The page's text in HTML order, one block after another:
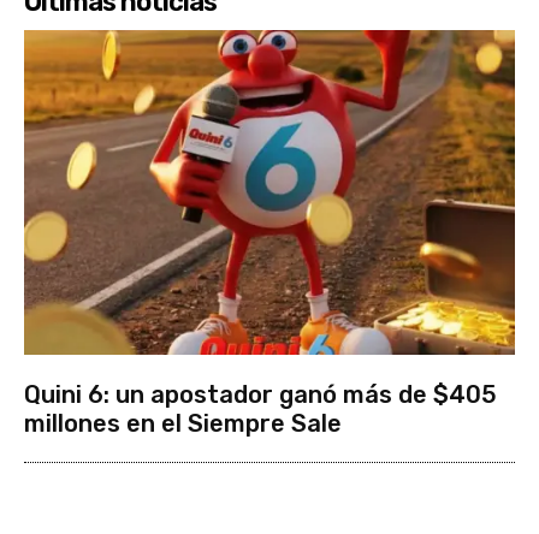
Quini 6: un apostador ganó más de $405
millones en el Siempre Sale